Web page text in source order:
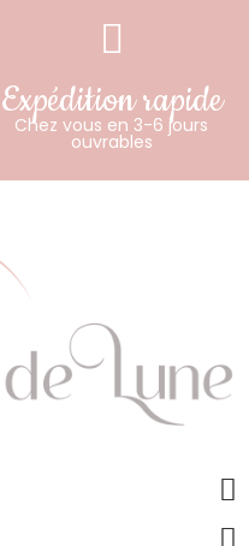
Expédition rapide
Chez vous en 3-6 jours
ouvrables